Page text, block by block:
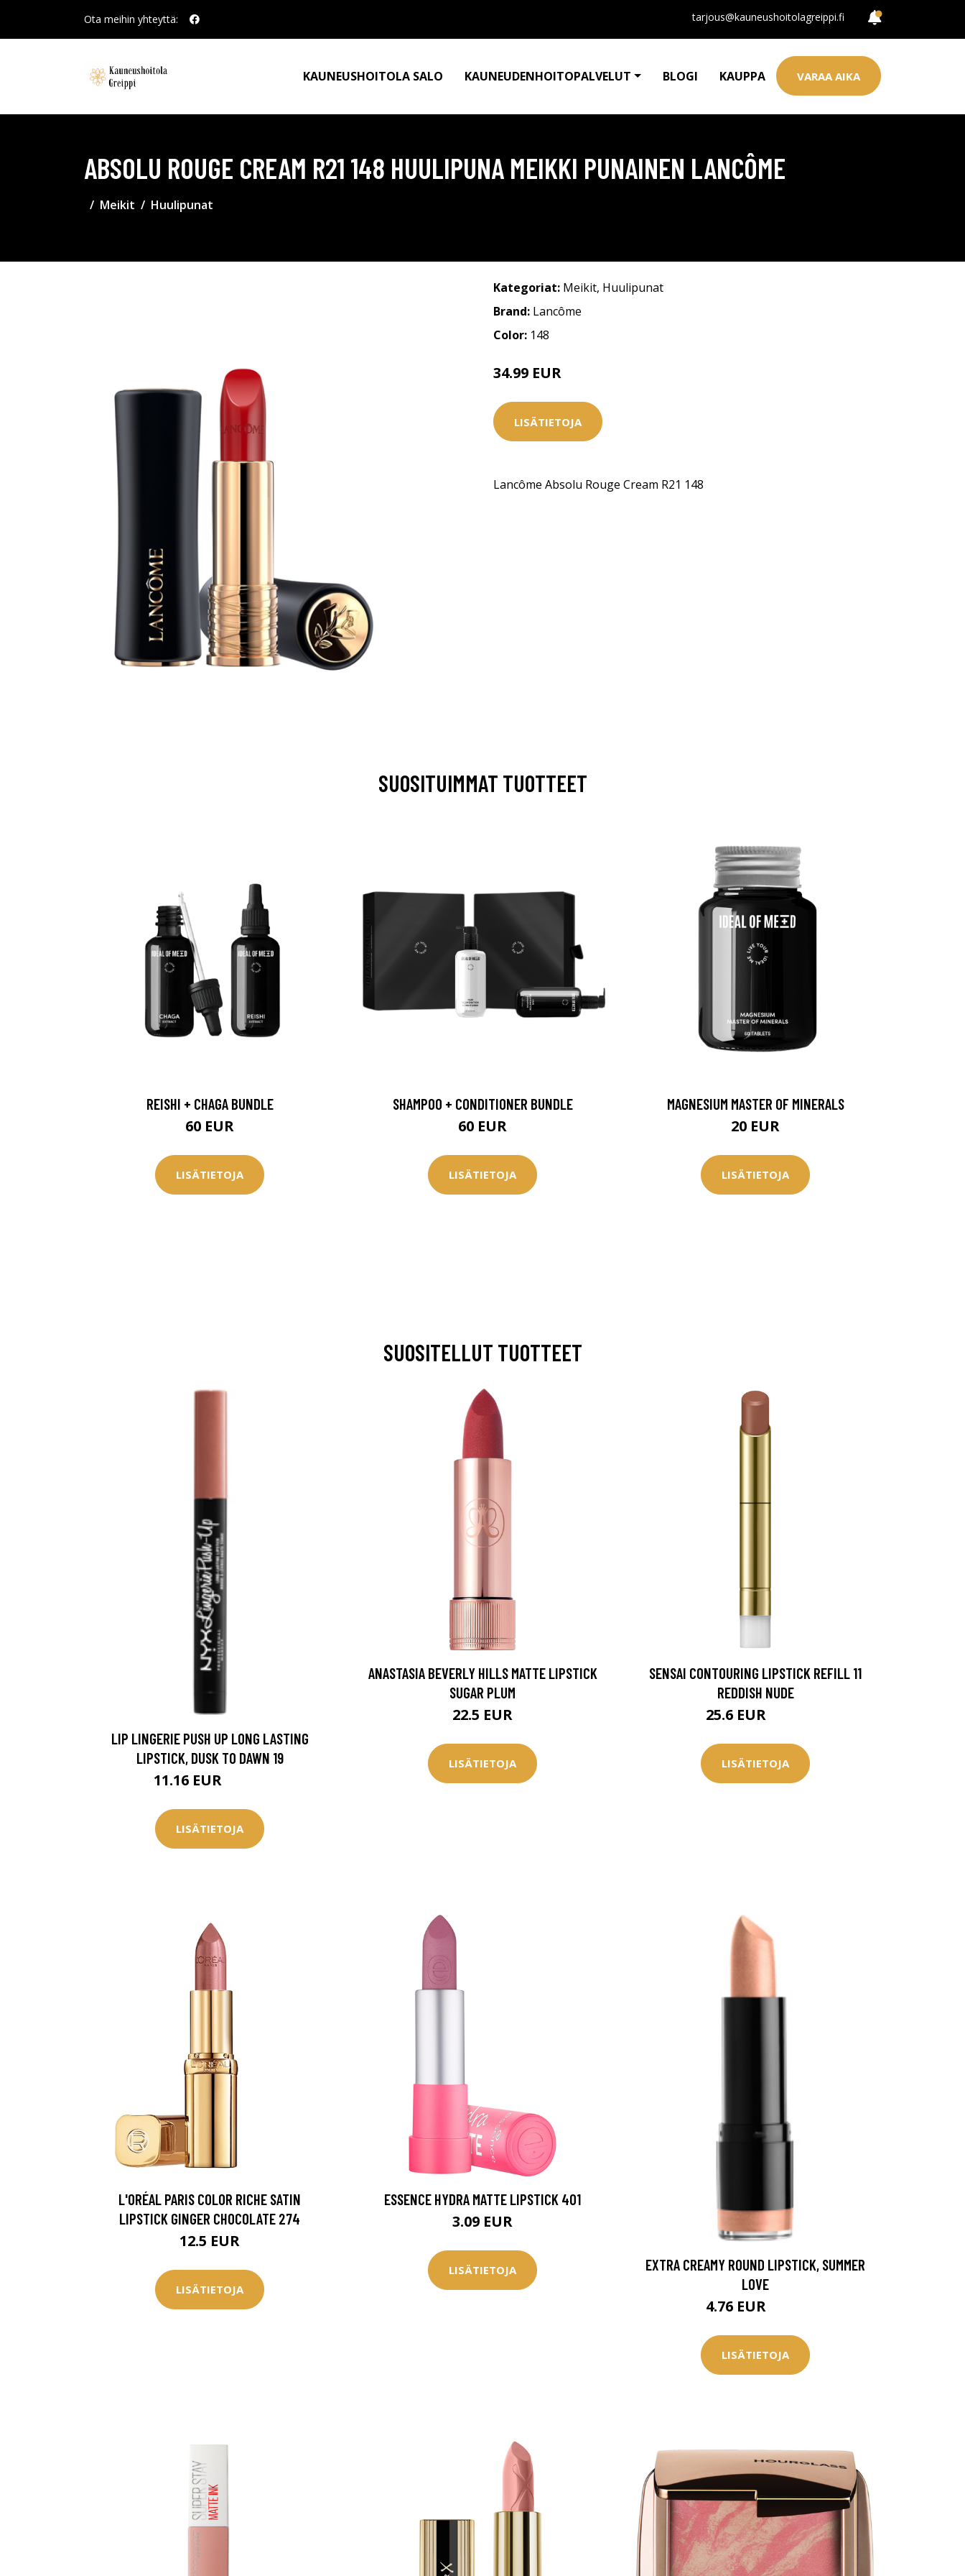
Ota meihin yhteyttä: tarjous@kauneushoitolagreippi.fi
KAUNEUSHOITOLA SALO KAUNEUDENHOITOPALVELUT BLOGI KAUPPA VARAA AIKA
ABSOLU ROUGE CREAM R21 148 HUULIPUNA MEIKKI PUNAINEN LANCÔME
Meikit Huulipunat
Kategoriat: Meikit, Huulipunat
Brand: Lancôme
Color: 148
34.99 EUR
LISÄTIETOJA
Lancôme Absolu Rouge Cream R21 148
SUOSITUIMMAT TUOTTEET
REISHI + CHAGA BUNDLE
60 EUR
LISÄTIETOJA
SHAMPOO + CONDITIONER BUNDLE
60 EUR
LISÄTIETOJA
MAGNESIUM MASTER OF MINERALS
20 EUR
LISÄTIETOJA
SUOSITELLUT TUOTTEET
LIP LINGERIE PUSH UP LONG LASTING
LIPSTICK, DUSK TO DAWN 19
11.16 EUR
LISÄTIETOJA
ANASTASIA BEVERLY HILLS MATTE LIPSTICK
SUGAR PLUM
22.5 EUR
LISÄTIETOJA
SENSAI CONTOURING LIPSTICK REFILL 11
REDDISH NUDE
25.6 EUR
LISÄTIETOJA
L'ORÉAL PARIS COLOR RICHE SATIN
LIPSTICK GINGER CHOCOLATE 274
12.5 EUR
LISÄTIETOJA
ESSENCE HYDRA MATTE LIPSTICK 401
3.09 EUR
LISÄTIETOJA
EXTRA CREAMY ROUND LIPSTICK, SUMMER
LOVE
4.76 EUR
LISÄTIETOJA
Erikoistarjous
Sponsoriltamme
IdealofMeD Kauppa
Kaikki IdealofMeDin tuotteet -20 %!
Saat myös -200 € toimenpiteistä, kun
konsultaation